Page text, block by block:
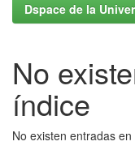
Dspace de la
No
índice
No existen entradas